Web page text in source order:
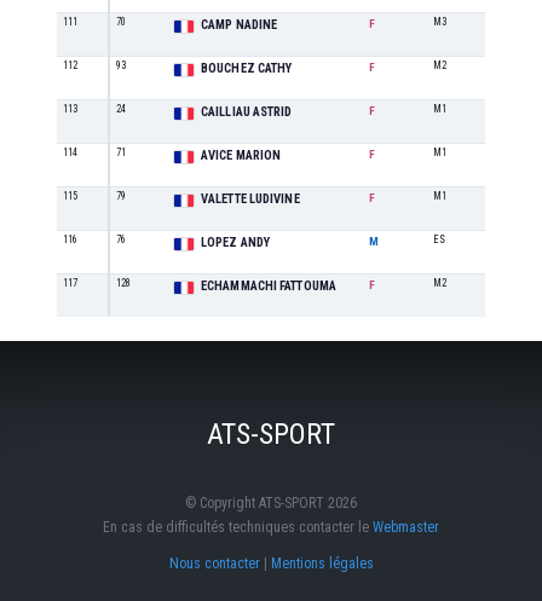
111 70 CAMP NADINE F M3
112 93 BOUCHEZ CATHY F M2
113 24 CAILLIAU ASTRID F M1
114 71 AVICE MARION F M1
115 79 VALETTE LUDIVINE F M1
116 76 LOPEZ ANDY M ES
117 128 ECHAMMACHI FATTOUMA F M2
ATS-SPORT
© Copyright ATS-SPORT 2026
En cas de difficultés techniques contacter le Webmaster
Nous contacter| Mentions légales